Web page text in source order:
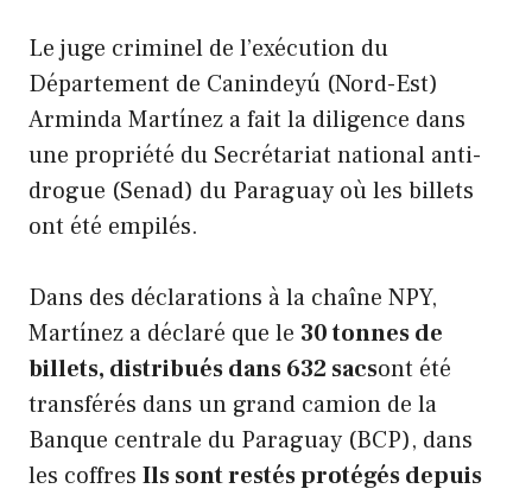
Le juge criminel de l’exécution du
Département de Canindeyú (Nord-Est)
Arminda Martínez a fait la diligence dans
une propriété du Secrétariat national anti-
drogue (Senad) du Paraguay où les billets
ont été empilés.
Dans des déclarations à la chaîne NPY,
Martínez a déclaré que le 30 tonnes de
billets, distribués dans 632 sacsont été
transférés dans un grand camion de la
Banque centrale du Paraguay (BCP), dans
les coffres Ils sont restés protégés depuis